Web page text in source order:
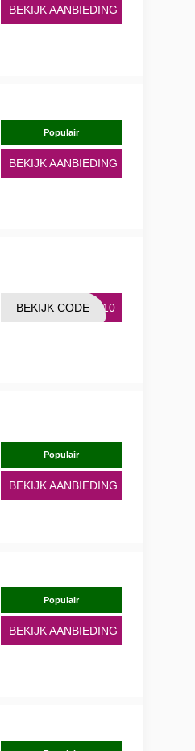
BEKIJK AANBIEDING
Populair
BEKIJK AANBIEDING
EY10
BEKIJK CODE
Populair
BEKIJK AANBIEDING
Populair
BEKIJK AANBIEDING